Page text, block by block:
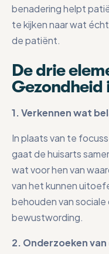
benadering helpt
te kijken naar wat
de patiënt.
De drie
1. Verkennen wat
In plaats van te
gaat de huisarts
wat voor hen van
van het kunnen
behouden van
bewustwording.
2. Onderzoeken